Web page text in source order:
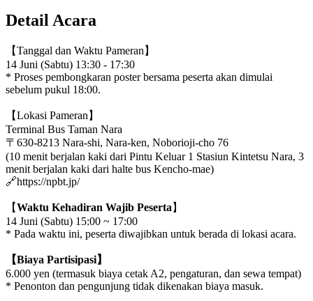
Detail Acara
【Tanggal dan Waktu Pameran】
14 Juni (Sabtu) 13:30 - 17:30
* Proses pembongkaran poster bersama peserta akan dimulai
sebelum pukul 18:00.
【Lokasi Pameran】
Terminal Bus Taman Nara
〒630-8213 Nara-shi, Nara-ken, Noborioji-cho 76
(10 menit berjalan kaki dari Pintu Keluar 1 Stasiun Kintetsu Nara, 3
menit berjalan kaki dari halte bus Kencho-mae)
🔗https://npbt.jp/
【Waktu Kehadiran Wajib Peserta 】
14 Juni (Sabtu) 15:00 ~ 17:00
* Pada waktu ini, peserta diwajibkan untuk berada di lokasi acara.
【Biaya Partisipasi】
6.000 yen (termasuk biaya cetak A2, pengaturan, dan sewa tempat)
* Penonton dan pengunjung tidak dikenakan biaya masuk.